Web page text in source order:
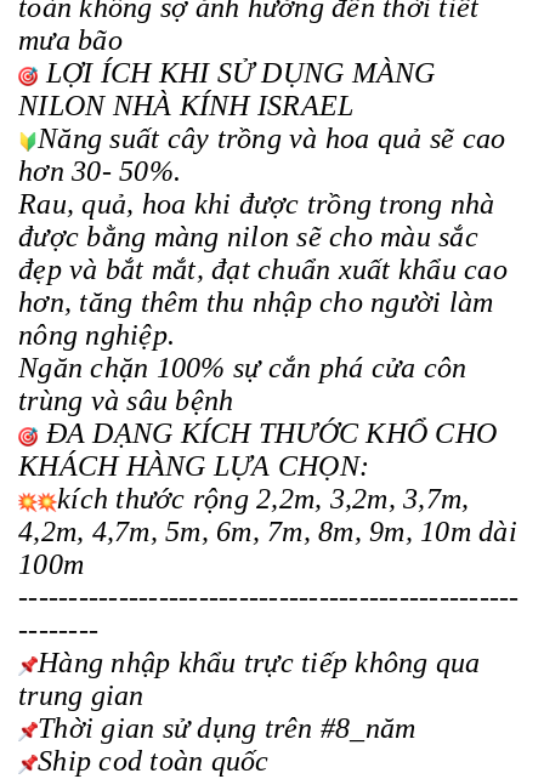
toàn không sợ ảnh hưởng đến thời tiết
mưa bão
LỢI ÍCH KHI SỬ DỤNG MÀNG
NILON NHÀ KÍNH ISRAEL
Năng suất cây trồng và hoa quả sẽ cao
hơn 30- 50%.
Rau, quả, hoa khi được trồng trong nhà
được bằng màng nilon sẽ cho màu sắc
đẹp và bắt mắt, đạt chuẩn xuất khẩu cao
hơn, tăng thêm thu nhập cho người làm
nông nghiệp.
Ngăn chặn 100% sự cắn phá cửa côn
trùng và sâu bệnh
ĐA DẠNG KÍCH THƯỚC KHỔ CHO
KHÁCH HÀNG LỰA CHỌN:
kích thước rộng 2,2m, 3,2m, 3,7m,
4,2m, 4,7m, 5m, 6m, 7m, 8m, 9m, 10m dài
100m
--------------------------------------------------
--------
Hàng nhập khẩu trực tiếp không qua
trung gian
Thời gian sử dụng trên #8_năm
Ship cod toàn quốc